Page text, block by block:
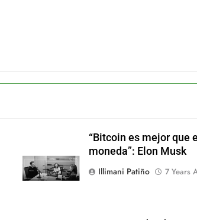
“Bitcoin es mejor que
moneda”: Elon Musk
Illimani Patiño
7 Years